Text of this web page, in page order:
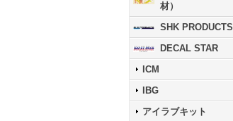
材）
SHK PRODUCTS
DECAL STAR
ICM
IBG
アイラブキット